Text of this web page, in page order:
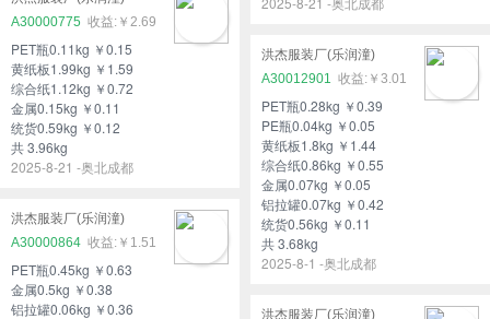
A30000775
￥2.69
PET瓶0.11kg ￥0.15
黄纸板1.99kg ￥1.59
综合纸1.12kg ￥0.72
金属0.15kg ￥0.11
统货0.59kg ￥0.12
共 3.96kg
2025-8-21 -奥北成都
洪杰服装厂(乐润潼)
A30012901
￥3.01
PET瓶0.28kg ￥0.39
PE瓶0.04kg ￥0.05
黄纸板1.8kg ￥1.44
综合纸0.86kg ￥0.55
金属0.07kg ￥0.05
铝拉罐0.07kg ￥0.42
统货0.56kg ￥0.11
共 3.68kg
2025-8-1 -奥北成都
洪杰服装厂(乐润潼)
A30000864
￥1.51
PET瓶0.45kg ￥0.63
金属0.5kg ￥0.38
铝拉罐0.06kg ￥0.36
洪杰服装厂(乐润潼)